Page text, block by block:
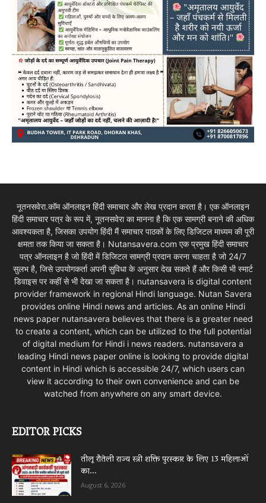
नूतनसवेरा.कॉम ऑनलाइन हिंदी समाचार और लेख प्रदान करता है। एक ऑनलाइन
हिंदी समाचार पत्र के रूप में, नूतनसवेरा का मानना है कि एक सामग्री बनाने की अधिक
आवश्यकता है, जिसका उपयोग हिंदी मैं समाचार पाठकों के लिए डिजिटल माध्यम की पूरी
क्षमता तक किया जा सकता है। Nutansavera.com एक प्रमुख हिंदी समाचार
पत्र ऑनलाइन है जो हिंदी में डिजिटल सामग्री प्रदान करना चाहता है जो 24/7
सुलभ है, जिसे उपयोगकर्ता अपनी सुविधा के अनुसार देख सकते हैं और किसी भी स्मार्ट
डिवाइस पर कहीं से भी देखा जा सकता है। nutansavera is digital content
provider framework in regional Hindi language. Nutan Savera
provides online Hindi news and articles. As an online Hindi
news paper nutansavera believes that there is a greater need
to create a content, which can be utilized to the full potential
of digital medium for Hindi i news readers. nutansavera a
leading Hindi news paper online is looking to provide digital
content in Hindi which is accessible 24/7, which users can
view it according to their own convenience and can be
watched from anywhere on any smart device.
EDITOR PICKS
तीलू रौतेली राज्य स्त्री शक्ति पुरस्कार के लिए 13 महिलाओं
का...
August 6, 2026